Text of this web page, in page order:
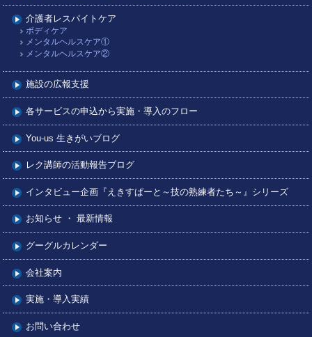
介護者レスパイトケア
ボディケア
メンタルヘルスケア①
メンタルヘルスケア②
施設の広報支援
各サービスの申込から実施・導入のフロー
You-us 生きがいブログ
レク講師の活動報告ブログ
インタビュー企画『えきすぱーと～技の熟練者たち～』シリーズ
お知らせ ・ 最新情報
グーグルカレンダー
会社案内
実施・導入実績
お問い合わせ